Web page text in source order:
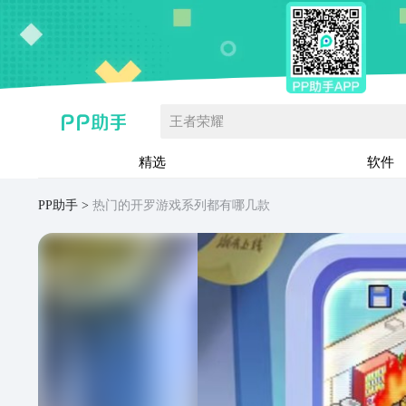
王者荣耀
精选 软件
PP助手 热门的开罗游戏系列都有哪几款